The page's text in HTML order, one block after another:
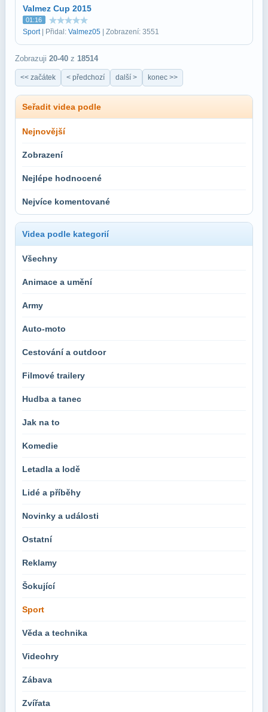
Valmez Cup 2015
01:16
Sport| Přidal: Valmez05 | Zobrazení: 3551
Zobrazuji 20-40 z 18514
<< začátek < předchozí další > konec >>
Seřadit videa podle
Nejnovější
Zobrazení
Nejlépe hodnocené
Nejvíce komentované
Videa podle kategorií
Všechny
Animace a umění
Army
Auto-moto
Cestování a outdoor
Filmové trailery
Hudba a tanec
Jak na to
Komedie
Letadla a lodě
Lidé a příběhy
Novinky a události
Ostatní
Reklamy
Šokující
Sport
Věda a technika
Videohry
Zábava
Zvířata